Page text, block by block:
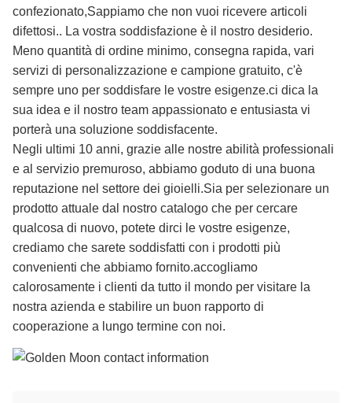
confezionato,Sappiamo che non vuoi ricevere articoli
difettosi.. La vostra soddisfazione è il nostro desiderio.
Meno quantità di ordine minimo, consegna rapida, vari
servizi di personalizzazione e campione gratuito, c'è
sempre uno per soddisfare le vostre esigenze.ci dica la
sua idea e il nostro team appassionato e entusiasta vi
porterà una soluzione soddisfacente.
Negli ultimi 10 anni, grazie alle nostre abilità professionali
e al servizio premuroso, abbiamo goduto di una buona
reputazione nel settore dei gioielli.Sia per selezionare un
prodotto attuale dal nostro catalogo che per cercare
qualcosa di nuovo, potete dirci le vostre esigenze,
crediamo che sarete soddisfatti con i prodotti più
convenienti che abbiamo fornito.accogliamo
calorosamente i clienti da tutto il mondo per visitare la
nostra azienda e stabilire un buon rapporto di
cooperazione a lungo termine con noi.